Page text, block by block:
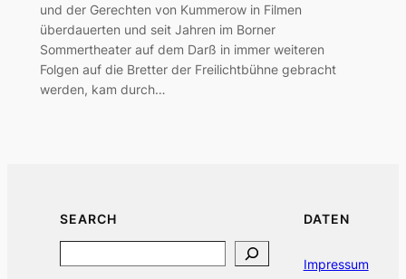
und der Gerechten von Kummerow in Filmen
überdauerten und seit Jahren im Borner
Sommertheater auf dem Darß in immer weiteren
Folgen auf die Bretter der Freilichtbühne gebracht
werden, kam durch…
SEARCH DATEN
Impressum